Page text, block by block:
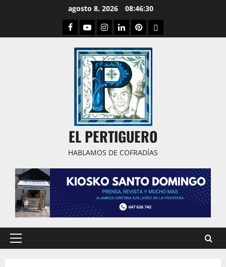
agosto 8, 2026 08:46:31
Facebook
YoutubeInstagram
LinkedPinterestDribbble
EL PERTIGUERO
HABLAMOS DE COFRADÍAS
Menú